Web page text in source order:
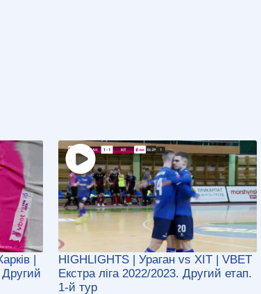
|
Другий
HIGHLIGHTS | Ураган vs ХІТ | VBET
Екстра ліга 2022/2023. Другий етап.
1-й тур